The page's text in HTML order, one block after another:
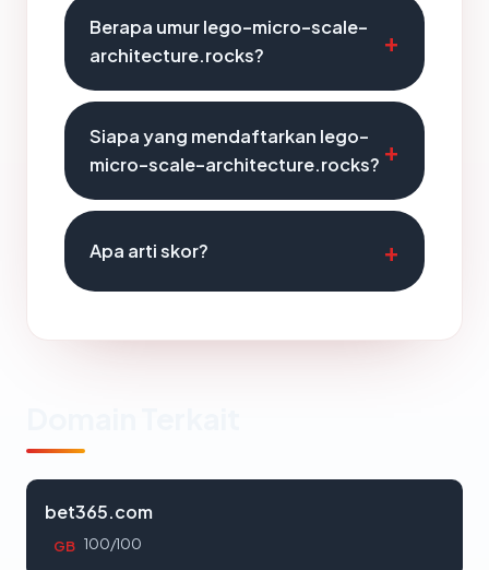
Berapa umur lego-micro-scale-
architecture.rocks?
Siapa yang mendaftarkan lego-
micro-scale-architecture.rocks?
Apa arti skor?
bet365.com
GB 100/100